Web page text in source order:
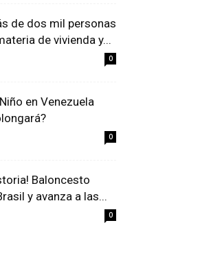
de dos mil personas
de vivienda y...
0
en Venezuela
0
Baloncesto
y avanza a las...
0